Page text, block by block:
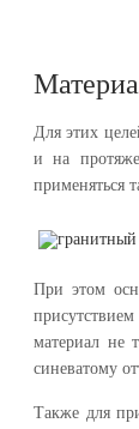
Для этих
и на
применяться
При этом
материал не
синеватому
Также для